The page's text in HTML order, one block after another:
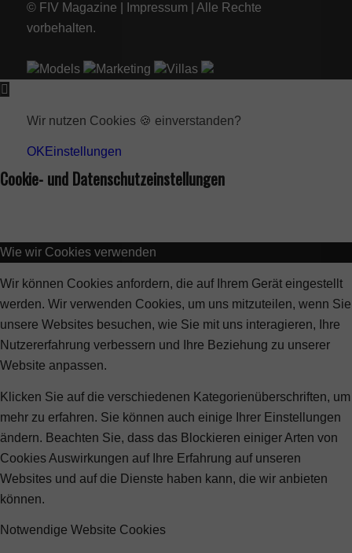
© FIV Magazine | Impressum | Alle Rechte
vorbehalten.
Models Marketing Villas
Wir nutzen Cookies 🍪 einverstanden?
OK Einstellungen
Cookie- und Datenschutzeinstellungen
Wie wir Cookies verwenden
Wir können Cookies anfordern, die auf Ihrem Gerät eingestellt
werden. Wir verwenden Cookies, um uns mitzuteilen, wenn Sie
unsere Websites besuchen, wie Sie mit uns interagieren, Ihre
Nutzererfahrung verbessern und Ihre Beziehung zu unserer
Website anpassen.
Klicken Sie auf die verschiedenen Kategorienüberschriften, um
mehr zu erfahren. Sie können auch einige Ihrer Einstellungen
ändern. Beachten Sie, dass das Blockieren einiger Arten von
Cookies Auswirkungen auf Ihre Erfahrung auf unseren
Websites und auf die Dienste haben kann, die wir anbieten
können.
Notwendige Website Cookies